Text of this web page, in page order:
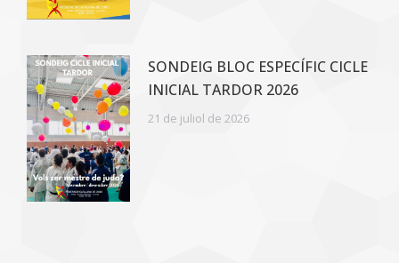
SONDEIG BLOC ESPECÍFIC CICLE
INICIAL TARDOR 2026
21 de juliol de 2026